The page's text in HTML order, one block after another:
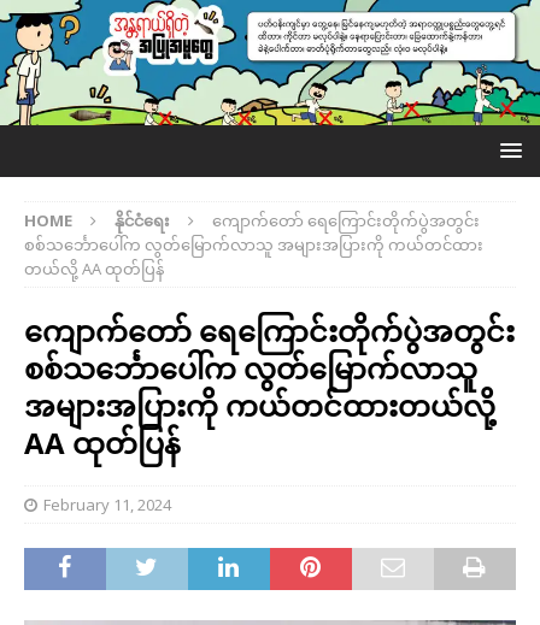
HOME နိုင်ငံရေး
ကျောက်တော် ရေကြောင်းတိုက်ပွဲအတွင်း
စစ်သင်္ဘောပေါ်က လွတ်မြောက်လာသူ အများအပြားကို ကယ်တင်ထား
တယ်လို့ AA ထုတ်ပြန်
ကျောက်တော် ရေကြောင်းတိုက်ပွဲအတွင်း
စစ်သင်္ဘောပေါ်က လွတ်မြောက်လာသူ
အများအပြားကို ကယ်တင်ထားတယ်လို့
AA ထုတ်ပြန်
February 11, 2024